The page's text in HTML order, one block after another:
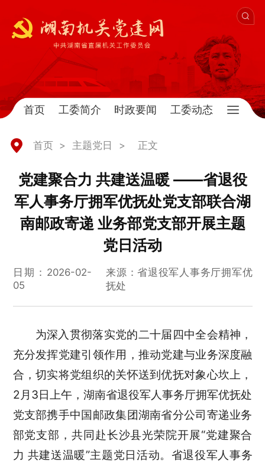
首页 工委简介 时政要闻 工委动态
首页 > 主题党日 > 正文
党建聚合力 共建送温暖 ——省退役
军人事务厅拥军优抚处党支部联合湖
南邮政寄递 业务部党支部开展主题
党日活动
日期：2026-02-
05
来源：省退役军人事务厅拥军优
抚处
为深入贯彻落实党的二十届四中全会精神，
充分发挥党建引领作用，推动党建与业务深度融
合，切实将党组织的关怀送到优抚对象心坎上，
2月3日上午，湖南省退役军人事务厅拥军优抚处
党支部携手中国邮政集团湖南省分公司寄递业务
部党支部，共同赴长沙县光荣院开展“党建聚合
力 共建送温暖”主题党日活动。省退役军人事务